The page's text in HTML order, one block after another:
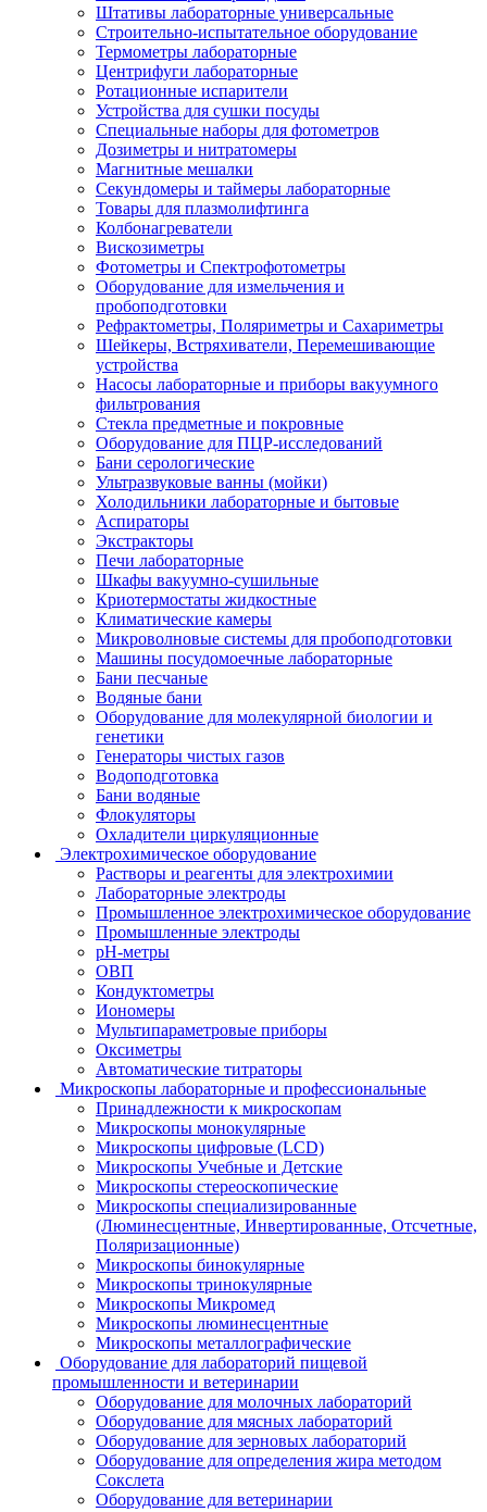
Штативы лабораторные универсальные
Строительно-испытательное оборудование
Термометры лабораторные
Центрифуги лабораторные
Ротационные испарители
Устройства для сушки посуды
Специальные наборы для фотометров
Дозиметры и нитратомеры
Магнитные мешалки
Секундомеры и таймеры лабораторные
Товары для плазмолифтинга
Колбонагреватели
Вискозиметры
Фотометры и Спектрофотометры
Оборудование для измельчения и
пробоподготовки
Рефрактометры, Поляриметры и Сахариметры
Шейкеры, Встряхиватели, Перемешивающие
устройства
Насосы лабораторные и приборы вакуумного
фильтрования
Стекла предметные и покровные
Оборудование для ПЦР-исследований
Бани серологические
Ультразвуковые ванны (мойки)
Холодильники лабораторные и бытовые
Аспираторы
Экстракторы
Печи лабораторные
Шкафы вакуумно-сушильные
Криотермостаты жидкостные
Климатические камеры
Микроволновые системы для пробоподготовки
Машины посудомоечные лабораторные
Бани песчаные
Водяные бани
Оборудование для молекулярной биологии и
генетики
Генераторы чистых газов
Водоподготовка
Бани водяные
Флокуляторы
Охладители циркуляционные
Электрохимическое оборудование
Растворы и реагенты для электрохимии
Лабораторные электроды
Промышленное электрохимическое оборудование
Промышленные электроды
pH-метры
ОВП
Кондуктометры
Иономеры
Мультипараметровые приборы
Оксиметры
Автоматические титраторы
Микроскопы лабораторные и профессиональные
Принадлежности к микроскопам
Микроскопы монокулярные
Микроскопы цифровые (LCD)
Микроскопы Учебные и Детские
Микроскопы стереоскопические
Микроскопы специализированные
(Люминесцентные, Инвертированные, Отсчетные,
Поляризационные)
Микроскопы бинокулярные
Микроскопы тринокулярные
Микроскопы Микромед
Микроскопы люминесцентные
Микроскопы металлографические
Оборудование для лабораторий пищевой
промышленности и ветеринарии
Оборудование для молочных лабораторий
Оборудование для мясных лабораторий
Оборудование для зерновых лабораторий
Оборудование для определения жира методом
Сокслета
Оборудование для ветеринарии